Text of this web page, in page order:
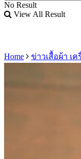
No Result
View All Result
Home ข่าวเสื้อผ้า เ